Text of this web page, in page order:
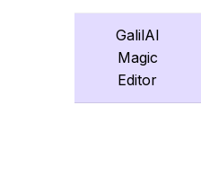
GalilAI
Magic
Editor